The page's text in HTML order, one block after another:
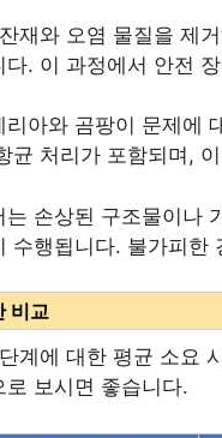
재와 오염 물질을 제
. 이 과정에서 안전
아와 곰팡이 문제에
균 처리가 포함되며,
손상된 구조물이나
수행됩니다. 불가피
비교
계에 대한 평균 소요
보시면 좋습니다.